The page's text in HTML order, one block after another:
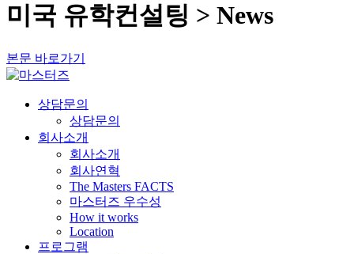
미국 유학컨설팅 > News
본문 바로가기
상담문의
상담문의
회사소개
회사소개
회사연혁
The Masters FACTS
마스터즈 우수성
How it works
Location
프로그램